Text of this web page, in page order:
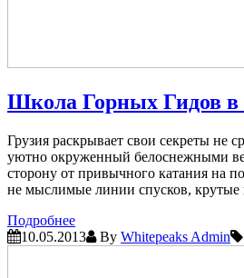
Школа Горных Гидов в
Грузия раскрывает свои секреты не
уютно окруженный белоснежными
сторону от привычного катания на
не мыслимые линии спусков, крутые
Подробнее
10.05.2013
By Whitepeaks Admin